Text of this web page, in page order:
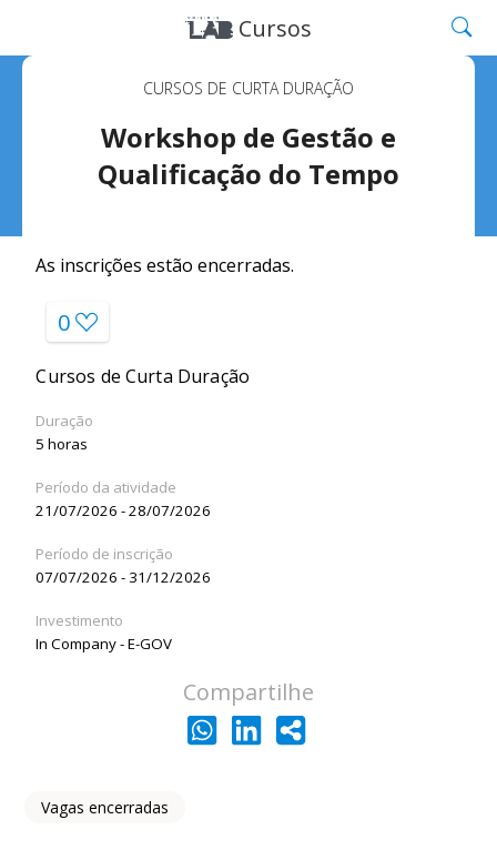
Cursos
CURSOS DE CURTA DURAÇÃO
Workshop de Gestão e
Qualificação do Tempo
Vagas encerradas
As inscrições estão encerradas.
0
Cursos de Curta Duração
Duração
5 horas
Período da atividade
21/07/2026 - 28/07/2026
Período de inscrição
07/07/2026 - 31/12/2026
Investimento
In Company - E-GOV
Compartilhe